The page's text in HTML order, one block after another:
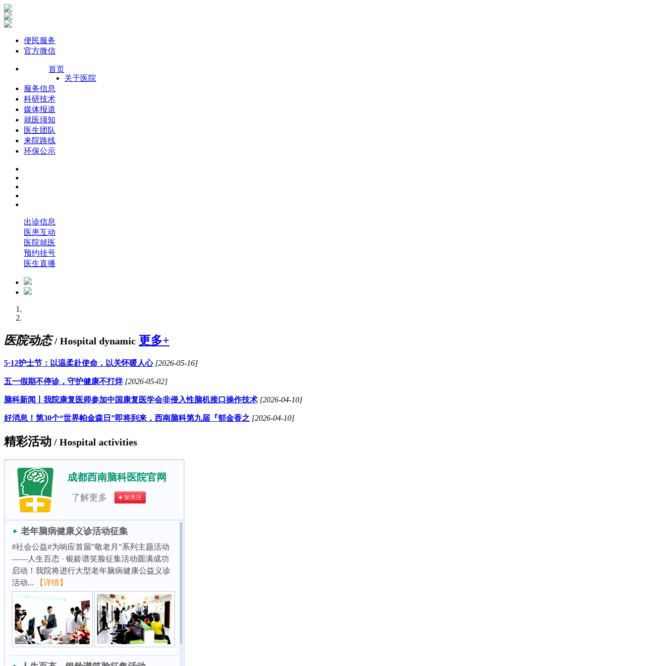
便民服务
官方微信
首页
关于医院
服务信息
科研技术
媒体报道
就医须知
医生团队
来院路线
环保公示
出诊信息
医患互动
医院就医
预约挂号
医生直播
医院动态 / Hospital dynamic 更多+
5·12护士节：以温柔赴使命，以关怀暖人心 [2026-05-16]
五一假期不停诊，守护健康不打烊 [2026-05-02]
脑科新闻丨我院康复医师参加中国康复医学会非侵入性脑机接口操作技术 [2026-04-10]
好消息！第30个“世界帕金森日”即将到来，西南脑科第九届『郁金香之 [2026-04-10]
精彩活动 / Hospital activities